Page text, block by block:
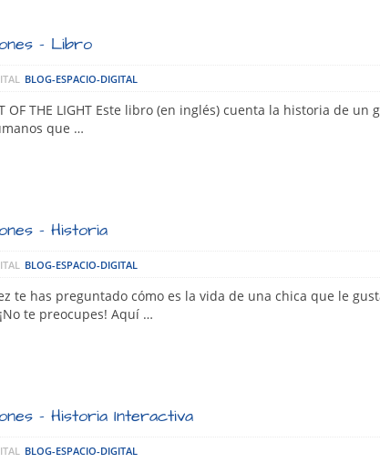
– Libro
BLOG-ESPACIO-DIGITAL
OF THE LIGHT Este libro (en inglés) cuenta la historia de un
que …
– Historia
BLOG-ESPACIO-DIGITAL
te has preguntado cómo es la vida de una chica que le
te preocupes! Aquí …
– Historia Interactiva
BLOG-ESPACIO-DIGITAL